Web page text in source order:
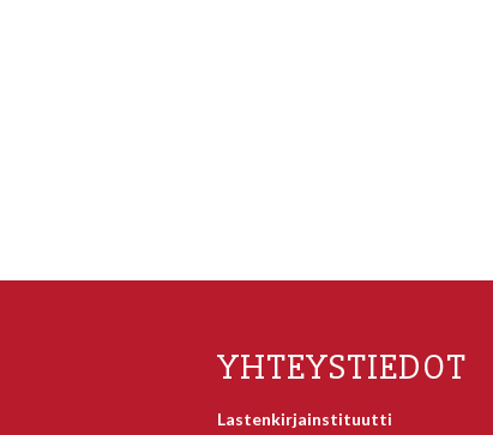
YHTEYSTIEDOT
Lastenkirjainstituutti